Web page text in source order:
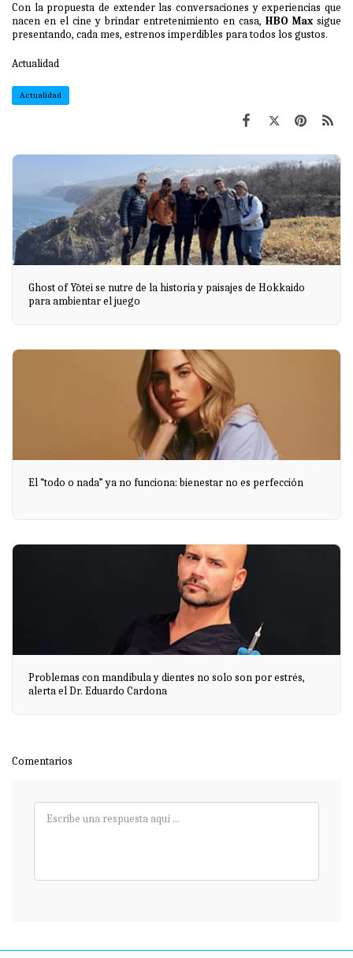
Con la propuesta de extender las conversaciones y experiencias que
nacen en el cine y brindar entretenimiento en casa, HBO Maxsigue
presentando, cada mes, estrenos imperdibles para todos los gustos.
Actualidad
Actualidad
Ghost of Yōtei se nutre de la historia y paisajes de Hokkaido
para ambientar el juego
El “todo o nada” ya no funciona: bienestar no es perfección
Problemas con mandíbula y dientes no solo son por estrés,
alerta el Dr. Eduardo Cardona
Comentarios